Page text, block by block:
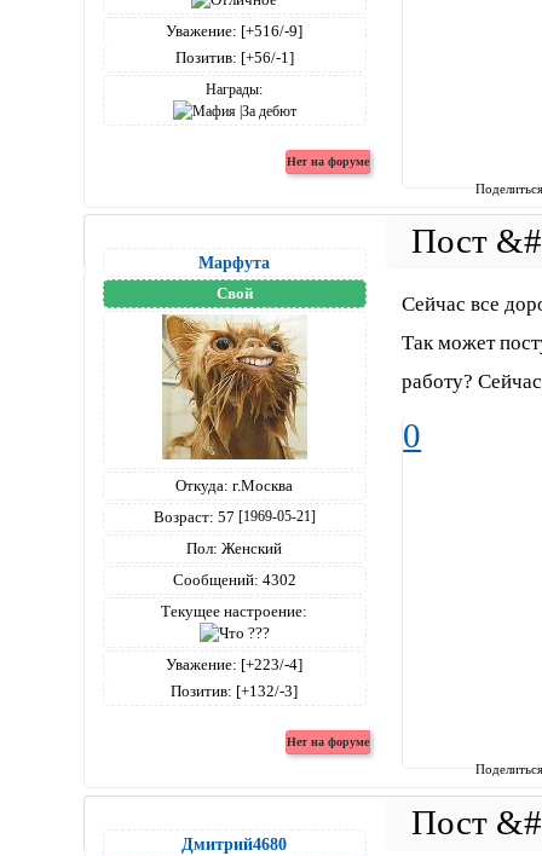
Уважение: [+516/-9]
Позитив: [+56/-1]
Награды:
Марфута
Свой
Откуда: г.Москва
Возраст: 57 [1969-05-21]
Пол: Женский
Сообщений: 4302
Текущее настроение:
Уважение: [+223/-4]
Позитив: [+132/-3]
Сейчас все
Так может
работу?
0
Дмитрий4680